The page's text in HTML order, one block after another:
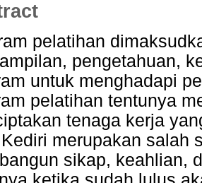
pelatihan
pengetahuan,
untuk menghadapi
pelatihan tentunya
tenaga kerja
merupakan salah
sikap, keahlian,